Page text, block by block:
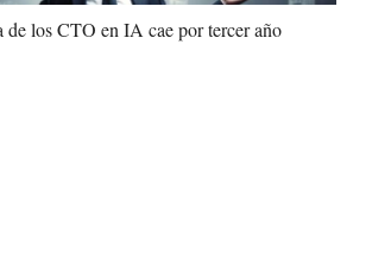
de los CTO en IA cae por tercer año